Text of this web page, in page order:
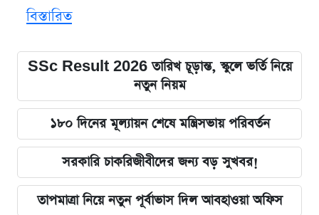
বিস্তারিত
SSc Result 2026 তারিখ চূড়ান্ত, স্কুলে ভর্তি নিয়ে
নতুন নিয়ম
১৮০ দিনের মূল্যায়ন শেষে মন্ত্রিসভায় পরিবর্তন
সরকারি চাকরিজীবীদের জন্য বড় সুখবর!
তাপমাত্রা নিয়ে নতুন পূর্বাভাস দিল আবহাওয়া অফিস